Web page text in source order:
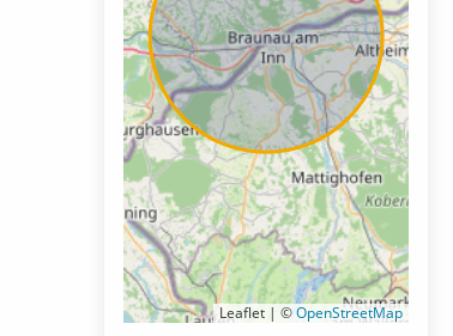
Leaflet | ©OpenStreetMap